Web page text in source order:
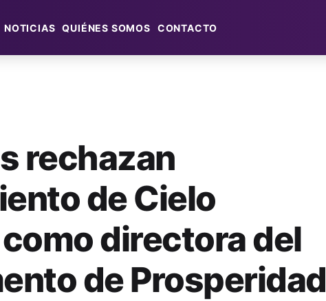
NOTICIAS QUIÉNES SOMOS CONTACTO
rechazan
de Cielo
directora del
de Prosperidad